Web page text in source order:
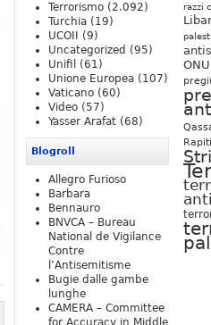
razzi
Rapiti
Terrorismo (2.092)
Turchia (19)
UCOII
(9)
Uncategorized (95)
Unifil
(61)
Unione Europea (107)
Vaticano (60)
Video (57)
Yasser Arafat (68)
Blogroll
Allegro Furioso
Barbara
Bennauro
BNVCA – Bureau
National de Vigilance
Contre
l’Antisemitisme
Bugie dalle gambe
lunghe
CAMERA – Committee
for Accuracy in Middle